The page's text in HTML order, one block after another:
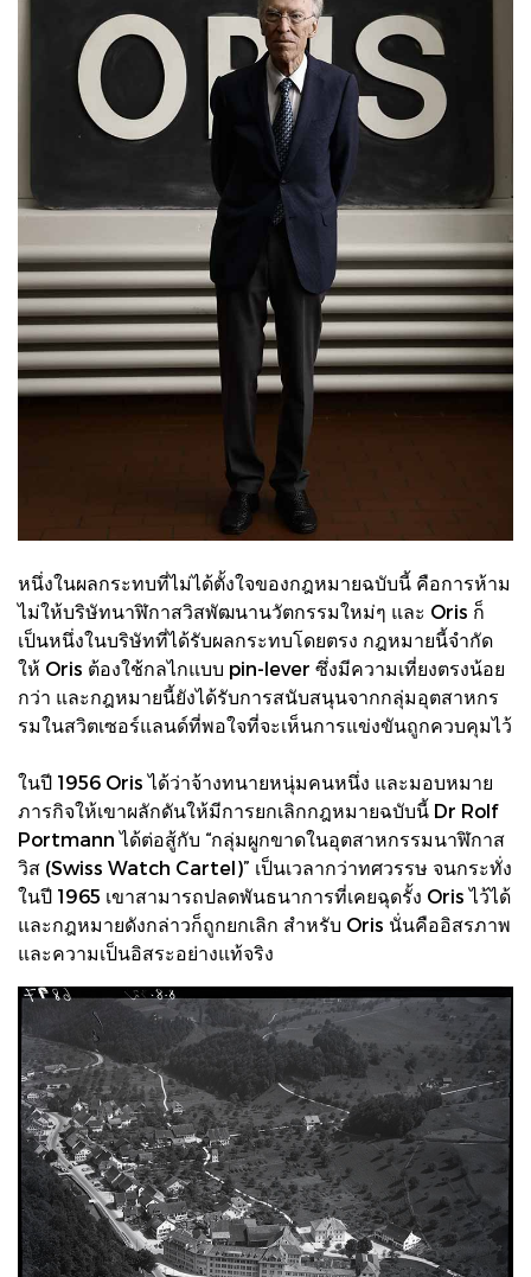
หนึ่งในผลกระทบที่ไม่ได้ตั้งใจของกฎหมายฉบับนี้ คือการห้าม
ไม่ให้บริษัทนาฬิกาสวิสพัฒนานวัตกรรมใหม่ๆ และ Oris ก็
เป็นหนึ่งในบริษัทที่ได้รับผลกระทบโดยตรง กฎหมายนี้จำกัด
ให้ Oris ต้องใช้กลไกแบบ pin-lever ซึ่งมีความเที่ยงตรงน้อย
กว่า และกฎหมายนี้ยังได้รับการสนับสนุนจากกลุ่มอุตสาหกร
รมในสวิตเซอร์แลนด์ที่พอใจที่จะเห็นการแข่งขันถูกควบคุมไว้
ในปี 1956 Oris ได้ว่าจ้างทนายหนุ่มคนหนึ่ง และมอบหมาย
ภารกิจให้เขาผลักดันให้มีการยกเลิกกฎหมายฉบับนี้ Dr Rolf
Portmann ได้ต่อสู้กับ “กลุ่มผูกขาดในอุตสาหกรรมนาฬิกาส
วิส (Swiss Watch Cartel)” เป็นเวลากว่าทศวรรษ จนกระทั่ง
ในปี 1965 เขาสามารถปลดพันธนาการที่เคยฉุดรั้ง Oris ไว้ได้
และกฎหมายดังกล่าวก็ถูกยกเลิก สำหรับ Oris นั่นคืออิสรภาพ
และความเป็นอิสระอย่างแท้จริง